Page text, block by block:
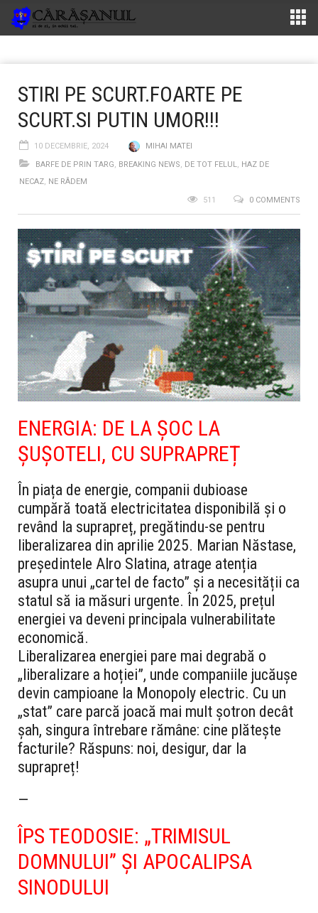
STIRI PE SCURT.FOARTE PE
SCURT.SI PUTIN UMOR!!!
10 DECEMBRIE, 2024
MIHAI MATEI
BARFE DE PRIN TARG, BREAKING NEWS, DE TOT FELUL, HAZ DE
NECAZ, NE RÂDEM
0 COMMENTS
511
ENERGIA: DE LA ȘOC LA
ȘUȘOTELI, CU SUPRAPREȚ
În piața de energie, companii dubioase
cumpără toată electricitatea disponibilă și o
revând la suprapreț, pregătindu-se pentru
liberalizarea din aprilie 2025. Marian Năstase,
președintele Alro Slatina, atrage atenția
asupra unui „cartel de facto” și a necesității ca
statul să ia măsuri urgente. În 2025, prețul
energiei va deveni principala vulnerabilitate
economică.
Liberalizarea energiei pare mai degrabă o
„liberalizare a hoției”, unde companiile jucăușe
devin campioane la Monopoly electric. Cu un
„stat” care parcă joacă mai mult șotron decât
șah, singura întrebare rămâne: cine plătește
facturile? Răspuns: noi, desigur, dar la
suprapreț!
—
ÎPS TEODOSIE: „TRIMISUL
DOMNULUI” ȘI APOCALIPSA
SINODULUI